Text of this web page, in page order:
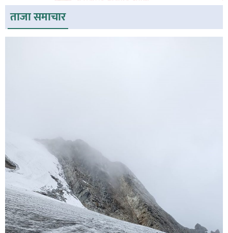
ताजा समाचार